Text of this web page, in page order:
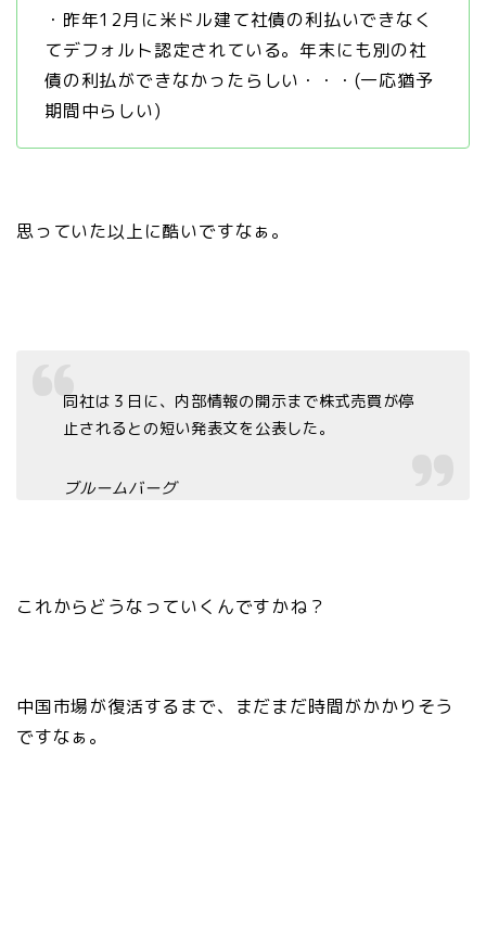
・昨年12月に米ドル建て社債の利払いできなく
てデフォルト認定されている。年末にも別の社
債の利払ができなかったらしい・・・(一応猶予
期間中らしい)
思っていた以上に酷いですなぁ。
同社は３日に、内部情報の開示まで株式売買が停
止されるとの短い発表文を公表した。
ブルームバーグ
これからどうなっていくんですかね？
中国市場が復活するまで、まだまだ時間がかかりそう
ですなぁ。